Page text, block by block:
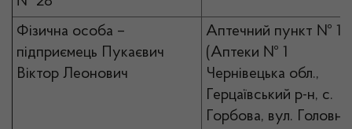
Фізична особа –
підприємець Пукаєвич
Віктор Леонович
Аптечний пункт № 1
(Аптеки № 1
Чернівецька обл.,
Герцаївський р-н, с.
Горбова, вул. Головна,